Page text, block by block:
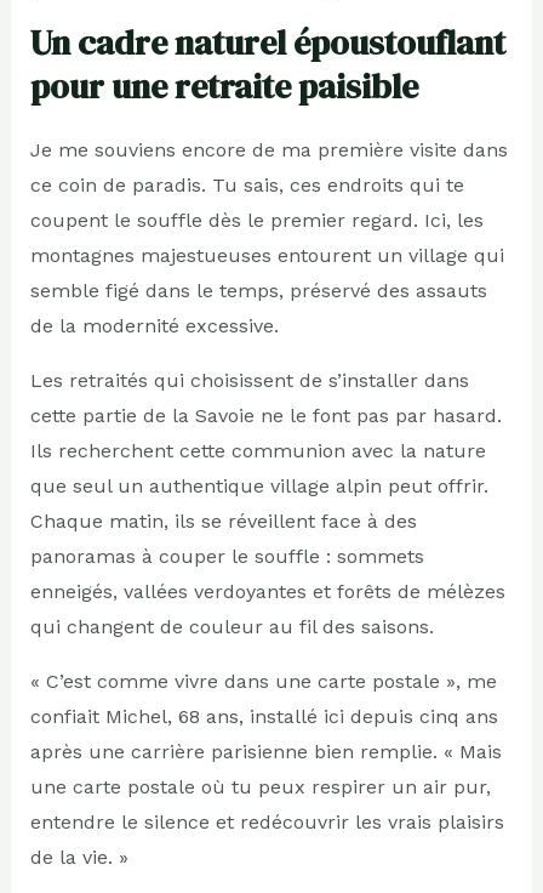
Un cadre naturel époustouflant
pour une retraite paisible
Je me souviens encore de ma première visite dans
ce coin de paradis. Tu sais, ces endroits qui te
coupent le souffle dès le premier regard. Ici, les
montagnes majestueuses entourent un village qui
semble figé dans le temps, préservé des assauts
de la modernité excessive.
Les retraités qui choisissent de s’installer dans
cette partie de la Savoie ne le font pas par hasard.
Ils recherchent cette communion avec la nature
que seul un authentique village alpin peut offrir.
Chaque matin, ils se réveillent face à des
panoramas à couper le souffle : sommets
enneigés, vallées verdoyantes et forêts de mélèzes
qui changent de couleur au fil des saisons.
« C’est comme vivre dans une carte postale », me
confiait Michel, 68 ans, installé ici depuis cinq ans
après une carrière parisienne bien remplie. « Mais
une carte postale où tu peux respirer un air pur,
entendre le silence et redécouvrir les vrais plaisirs
de la vie. »